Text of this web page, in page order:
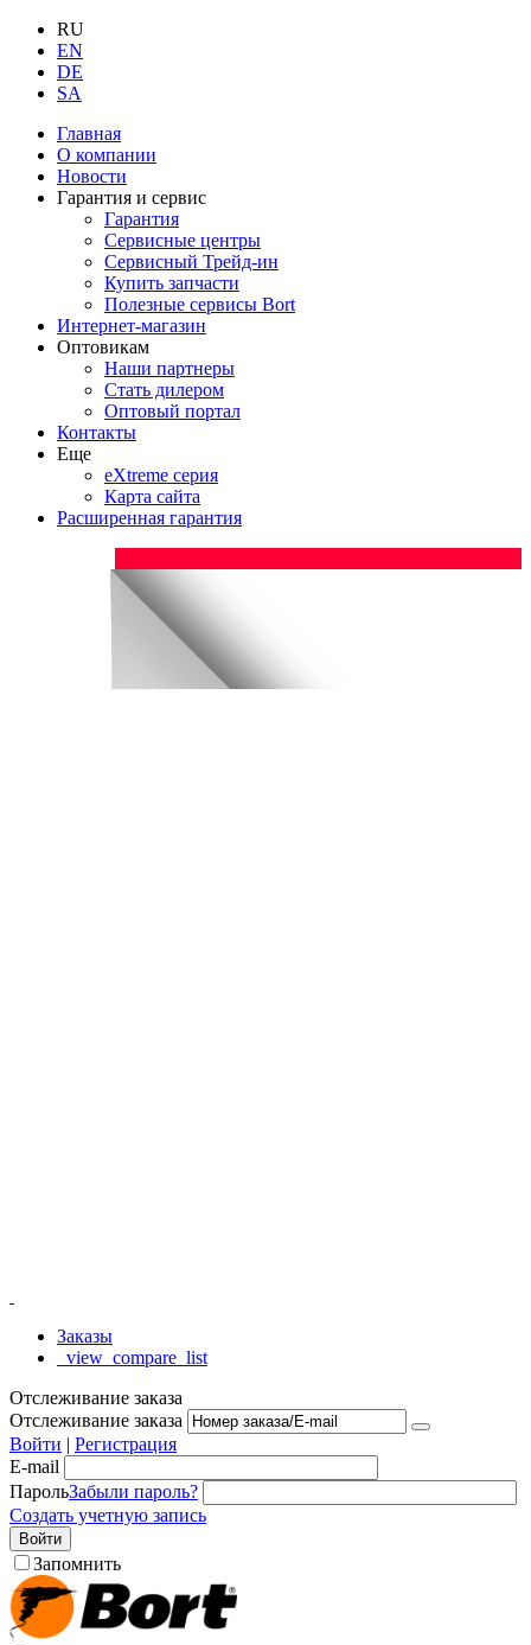
RU
EN
DE
SA
Главная
О компании
Новости
Гарантия и сервис
Гарантия
Сервисные центры
Сервисный Трейд-ин
Купить запчасти
Полезные сервисы Bort
Интернет-магазин
Оптовикам
Наши партнеры
Стать дилером
Оптовый портал
Контакты
Еще
eXtreme серия
Карта сайта
Расширенная гарантия
Заказы
_view_compare_list
Отслеживание заказа
Отслеживание заказа
Войти | Регистрация
E-mail
ПарольЗабыли пароль?
Создать учетную запись
Войти
Запомнить